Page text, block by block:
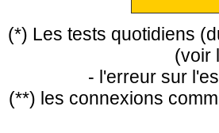
(*) Les tests quotidiens
(voir
- l'erreur sur
(**) les connexions